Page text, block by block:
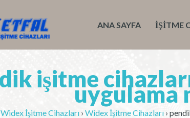
ANA SAYFA İŞITME
işitme
uygulama
Widex İşitme Cihazları› Widex İşitme Cihazları›